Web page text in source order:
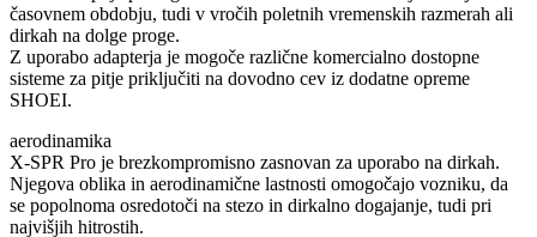
časovnem obdobju, tudi v vročih poletnih vremenskih razmerah ali
dirkah na dolge proge.
Z uporabo adapterja je mogoče različne komercialno dostopne
sisteme za pitje priključiti na dovodno cev iz dodatne opreme
SHOEI.
aerodinamika
X-SPR Pro je brezkompromisno zasnovan za uporabo na dirkah.
Njegova oblika in aerodinamične lastnosti omogočajo vozniku, da
se popolnoma osredotoči na stezo in dirkalno dogajanje, tudi pri
najvišjih hitrostih.